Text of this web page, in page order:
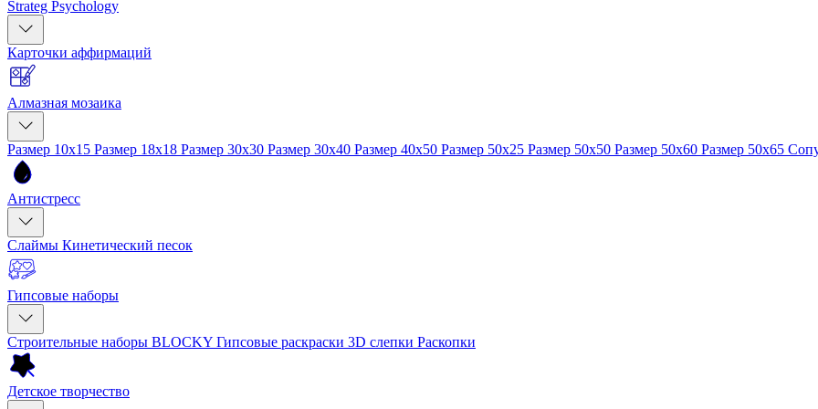
Strateg Psychology
Карточки аффирмаций
Алмазная мозаика
Размер 10x15 Размер 18x18 Размер 30x30 Размер 30x40 Размер 40x50 Размер 50x25 Размер 50x50 Размер 50x60 Размер 50x65
Антистресс
Слаймы Кинетический песок
Гипсовые наборы
Строительные наборы BLOCKY Гипсовые раскраски 3D слепки Раскопки
Детское творчество